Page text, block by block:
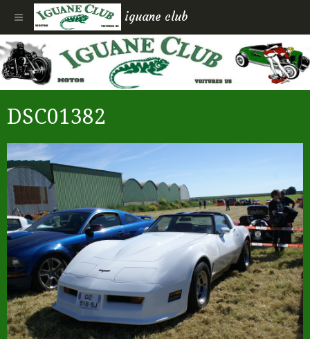
iguane club
DSC01382